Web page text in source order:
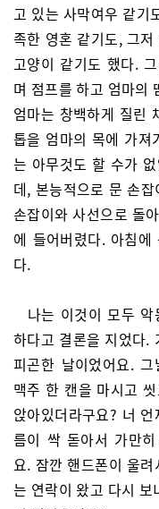
고 있는 사막여우 같기
족한 영혼 같기도, 그
고양이 같기도 했다.
며 점프를 하고 엄마의
엄마는 창백하게 질린
톱을 엄마의 목에 가져
는 아무것도 할 수가
데, 본능적으로 문 손
손잡이와 사선으로 돌
에 들어버렸다. 아침
다.
나는 이것이 모두
하다고 결론을 지었다.
피곤한 날이었어요.
맥주 한 캔을 마시고
앉아있더라구요? 너
름이 싹 돋아서 가만
요. 잠깐 핸드폰이 울
는 연락이 왔고 다시